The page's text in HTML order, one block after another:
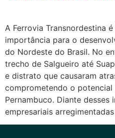
A Ferrovia Transnordestina
importância para o
do Nordeste do Brasil. No
trecho de Salgueiro até
e distrato que causaram
comprometendo o
Pernambuco. Diante desses
empresariais